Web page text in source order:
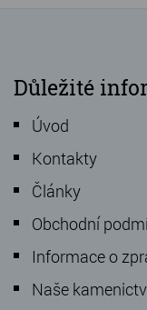
Důležité
Úvod
Kontakty
Články
Obchodní
Informace o
Naše